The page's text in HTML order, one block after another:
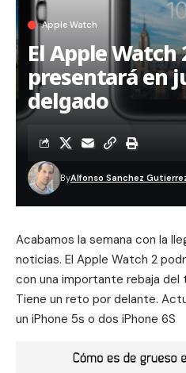
Apple Watch
El Apple Watch
presentará en
delgado
ByAlfonso Sanchez
Acabamos la semana con la
noticias. El Apple Watch 2
con una importante rebaja del
Tiene un reto por delante.
un iPhone 5s o dos iPhone 6S